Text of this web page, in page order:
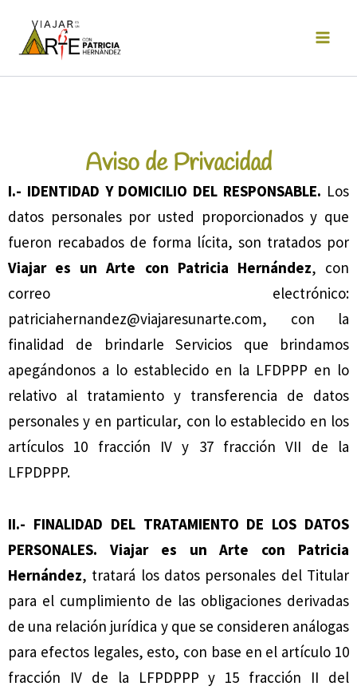
contenido
Aviso de Privacidad
I.- IDENTIDAD Y DOMICILIO DEL RESPONSABLE. Los
datos personales por usted proporcionados y que
fueron recabados de forma lícita, son tratados por
Viajar es un Arte con Patricia Hernández, con
correo electrónico:
patriciahernandez@viajaresunarte.com, con la
finalidad de brindarle Servicios que brindamos
apegándonos a lo establecido en la LFDPPP en lo
relativo al tratamiento y transferencia de datos
personales y en particular, con lo establecido en los
artículos 10 fracción IV y 37 fracción VII de la
LFPDPPP.
II.- FINALIDAD DEL TRATAMIENTO DE LOS DATOS
PERSONALES.
Viajar es un Arte con Patricia
Hernández, tratará los datos personales del Titular
para el cumplimiento de las obligaciones derivadas
de una relación jurídica y que se consideren análogas
para efectos legales, esto, con base en el artículo 10
fracción IV de la LFPDPPP y 15 fracción II del